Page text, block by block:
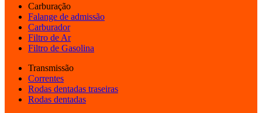
Carburação
Falange de admissão
Carburador
Filtro de Ar
Filtro de Gasolina
Transmissão
Correntes
Rodas dentadas traseiras
Rodas dentadas